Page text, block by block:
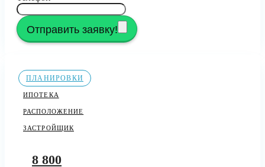
Отправить заявку!
ПЛАНИРОВКИ
ИПОТЕКА
РАСПОЛОЖЕНИЕ
ЗАСТРОЙЩИК
8 800